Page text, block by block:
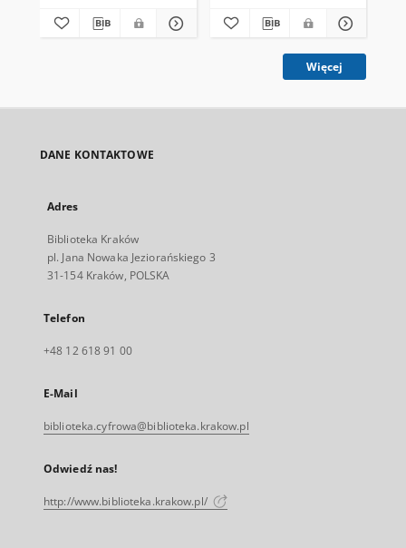
Więcej
DANE KONTAKTOWE
Adres
Biblioteka Kraków
pl. Jana Nowaka Jeziorańskiego 3
31-154 Kraków, POLSKA
Telefon
+48 12 618 91 00
E-Mail
biblioteka.cyfrowa@biblioteka.krakow.pl
Odwiedź nas!
http://www.biblioteka.krakow.pl/